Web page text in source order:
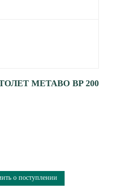
METABO BP 200
о поступлении